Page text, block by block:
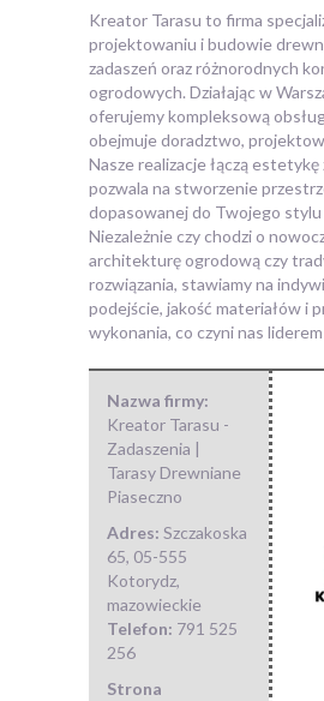
Kreator Tarasu to firma
projektowaniu i budowie
zadaszeń oraz różnorodnych
ogrodowych. Działając w
oferujemy kompleksową
obejmuje doradztwo,
Nasze realizacje łączą estetykę
pozwala na stworzenie
dopasowanej do Twojego stylu
Niezależnie czy chodzi o
architekturę ogrodową czy
rozwiązania, stawiamy na
podejście, jakość materiałów i
wykonania, co czyni nas
Nazwa firmy:
Kreator Tarasu -
Zadaszenia |
Tarasy Drewniane
Piaseczno
Adres: Szczakoska
65, 05-555
Kotorydz,
mazowieckie
Telefon: 791 525
256
Strona